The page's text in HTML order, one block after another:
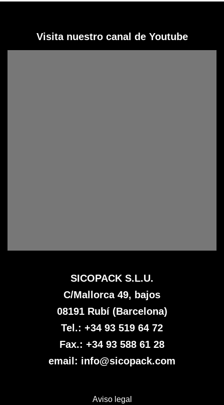
Visita nuestro canal de Youtube
SICOPACK S.L.U.
C/Mallorca 49, bajos
08191 Rubí (Barcelona)
Tel.: +34 93 519 64 72
Fax.: +34 93 588 61 28
email: info@sicopack.com
Aviso legal